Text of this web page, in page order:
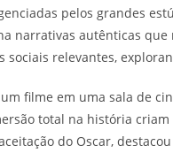
pelos grandes
narrativas autênticas
relevantes,
filme em uma sala de
total na história
do Oscar,